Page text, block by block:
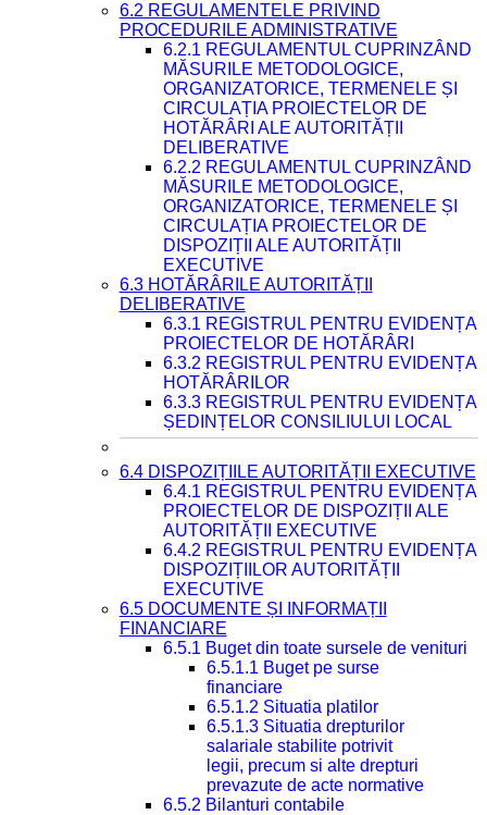
6.2 REGULAMENTELE PRIVIND
PROCEDURILE ADMINISTRATIVE
6.2.1 REGULAMENTUL CUPRINZÂND
MĂSURILE METODOLOGICE,
ORGANIZATORICE, TERMENELE ȘI
CIRCULAȚIA PROIECTELOR DE
HOTĂRÂRI ALE AUTORITĂȚII
DELIBERATIVE
6.2.2 REGULAMENTUL CUPRINZÂND
MĂSURILE METODOLOGICE,
ORGANIZATORICE, TERMENELE ȘI
CIRCULAȚIA PROIECTELOR DE
DISPOZIȚII ALE AUTORITĂȚII
EXECUTIVE
6.3 HOTĂRÂRILE AUTORITĂȚII
DELIBERATIVE
6.3.1 REGISTRUL PENTRU EVIDENȚA
PROIECTELOR DE HOTĂRÂRI
6.3.2 REGISTRUL PENTRU EVIDENȚA
HOTĂRÂRILOR
6.3.3 REGISTRUL PENTRU EVIDENȚA
ȘEDINȚELOR CONSILIULUI LOCAL
6.4 DISPOZIȚIILE AUTORITĂȚII EXECUTIVE
6.4.1 REGISTRUL PENTRU EVIDENȚA
PROIECTELOR DE DISPOZIȚII ALE
AUTORITĂȚII EXECUTIVE
6.4.2 REGISTRUL PENTRU EVIDENȚA
DISPOZIȚIILOR AUTORITĂȚII
EXECUTIVE
6.5 DOCUMENTE ȘI INFORMAȚII
FINANCIARE
6.5.1 Buget din toate sursele de venituri
6.5.1.1 Buget pe surse
financiare
6.5.1.2 Situatia platilor
6.5.1.3 Situatia drepturilor
salariale stabilite potrivit
legii, precum si alte drepturi
prevazute de acte normative
6.5.2 Bilanturi contabile